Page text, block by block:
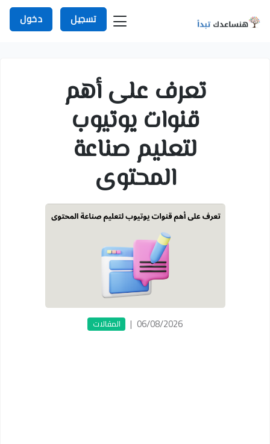
تسجيل دخول
تعرف على أهم
قنوات يوتيوب
لتعليم صناعة
المحتوى
06/08/2026
| المقالات